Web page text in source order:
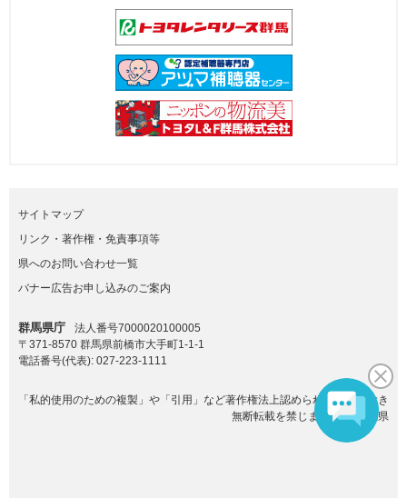
サイトマップ
リンク・著作権・免責事項等
県へのお問い合わせ一覧
バナー広告お申し込みのご案内
群馬県庁
法人番号7000020100005
〒371-8570 群馬県前橋市大手町1-1-1
電話番号(代表): 027-223-1111
「私的使用のための複製」や「引用」など著作権法上認められた場合を除き
無断転載を禁じます。(C)群馬県